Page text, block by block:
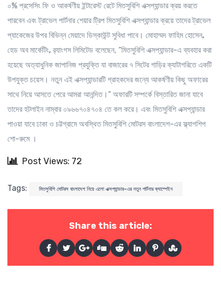
০% প্রসেসিং ফি ও আকর্ষণীয় ইন্টারেস্ট রেটে মিতসুবিশি এক্সপ্যান্ডার ক্রয় করতে
পারবেন এবং ট্রাভেল পার্টনার শেয়ার ট্রিপ মিতসুবিশি এক্সপ্যান্ডার ক্রয়ে তাদের ট্রাভেল
প্যাকেজের উপর বিভিন্ন মেয়াদে ডিস্কাউন্ট সুবিধা পাবে। মোহাম্মদ ফাহিম হোসেন,
হেড অব মার্কেটিং, র‍্যাংগস লিমিটেড বলেছেন, “মিতসুবিশি এক্সপ্যান্ডার-এ ব্যবহার করা
হয়েছে অত্যাধুনিক জাপানিজ প্রযুক্তি যা বাজারের ৭ সিটের গাড়ির ক্যাটাগরিতে একটি
উপযুক্ত চয়েস। নতুন এই এক্সপ্যান্ডারটি গ্রাহকদের জন্যে আকর্ষণীয় কিছু অফারের
সাথে নিয়ে আসতে পেরে আমরা আনন্দিত।” অফারটি সম্পর্কে বিস্তারিত জানা যাবে
তাদের হটলাইন নাম্বার ০৯৬৬৭০৪৭০৪ তে কল করে। এবং মিতসুবিশি এক্সপ্যান্ডার
পাওয়া যাবে ঢাকা ও চট্টগ্রামে অবস্থিত মিতসুবিশি মোটরস বাংলাদেশ-এর ফ্ল্যাগশিপ
শো-রুমে ।
Post Views: 72
Tags: মিতসুবিশি মোটরস বাংলাদেশ নিয়ে এলো এক্সপ্যান্ডার-এর নতুন পার্টনার ক্যাম্পেইন
Share this article: